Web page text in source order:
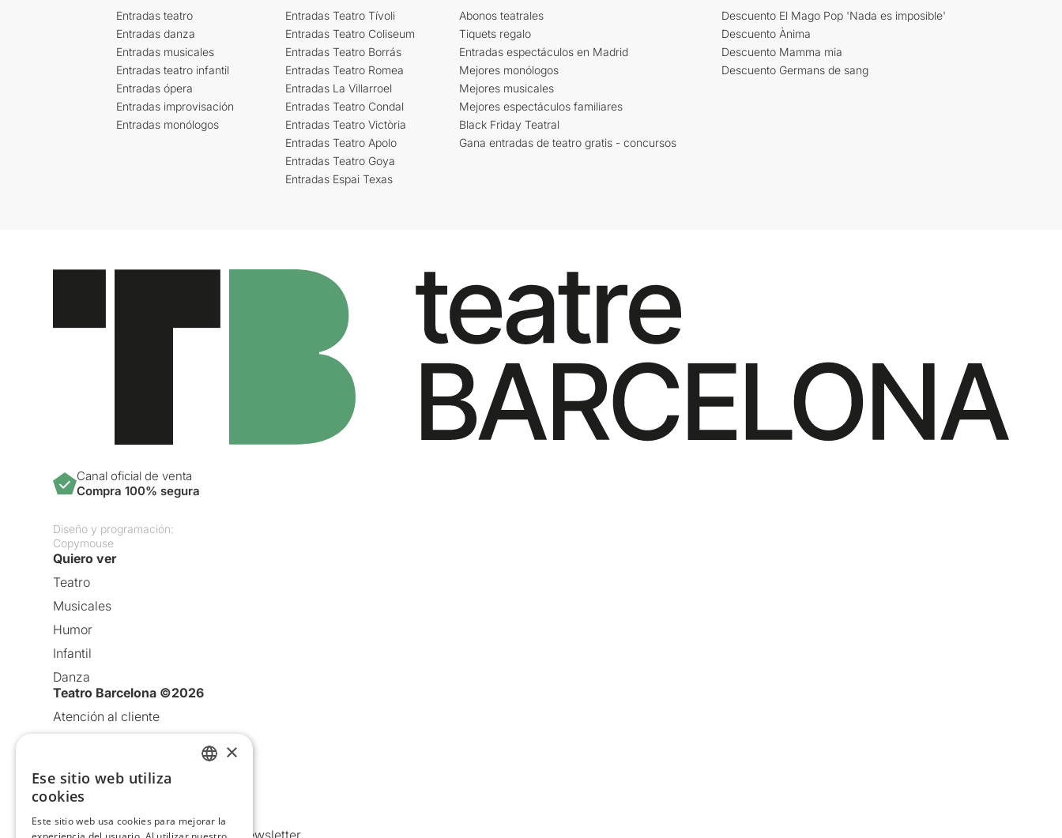
Entradas teatro
Entradas danza
Entradas musicales
Entradas teatro infantil
Entradas ópera
Entradas improvisación
Entradas monólogos
Entradas Teatro Tívoli
Entradas Teatro Coliseum
Entradas Teatro Borrás
Entradas Teatro Romea
Entradas La Villarroel
Entradas Teatro Condal
Entradas Teatro Victòria
Entradas Teatro Apolo
Entradas Teatro Goya
Entradas Espai Texas
Abonos teatrales
Tiquets regalo
Entradas espectáculos en Madrid
Mejores monólogos
Mejores musicales
Mejores espectáculos familiares
Black Friday Teatral
Gana entradas de teatro gratis - concursos
Descuento El Mago Pop 'Nada es imposible'
Descuento Ànima
Descuento Mamma mia
Descuento Germans de sang
Canal oficial de venta
Compra 100% segura
Diseño y programación:
Copymouse
Quiero ver
Teatro
Musicales
Humor
Infantil
Danza
Teatro Barcelona ©2026
Atención al cliente
Política de Cookies
×
Ese sitio web utiliza
cookies
Este sitio web usa cookies para mejorar la